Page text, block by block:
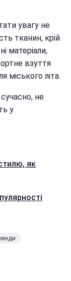
увагу не
тканин, крій
матеріали,
взуття
літа.
не
у
як